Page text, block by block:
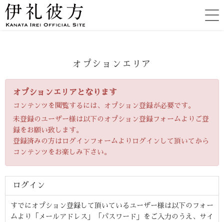
オプションエリア
オプションエリアとなります
コンテンツを閲覧するには、オプション登録が必要です。
未登録のユーザー様は以下のオプション登録フォームよりご登
録をお願い致します。
登録済みの方はログインフォームよりログインして頂いてから
コンテンツをお楽しみ下さい。
ログイン
すでにオプション登録して頂いているユーザー様は以下のフォー
ムより「メールアドレス」「パスワード」をご入力のうえ、サイ